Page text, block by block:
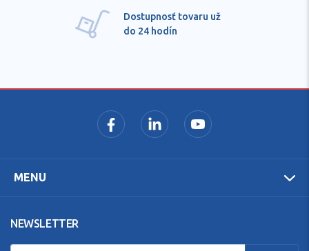
Dostupnosť tovaru už
do 24 hodín
MENU
NEWSLETTER